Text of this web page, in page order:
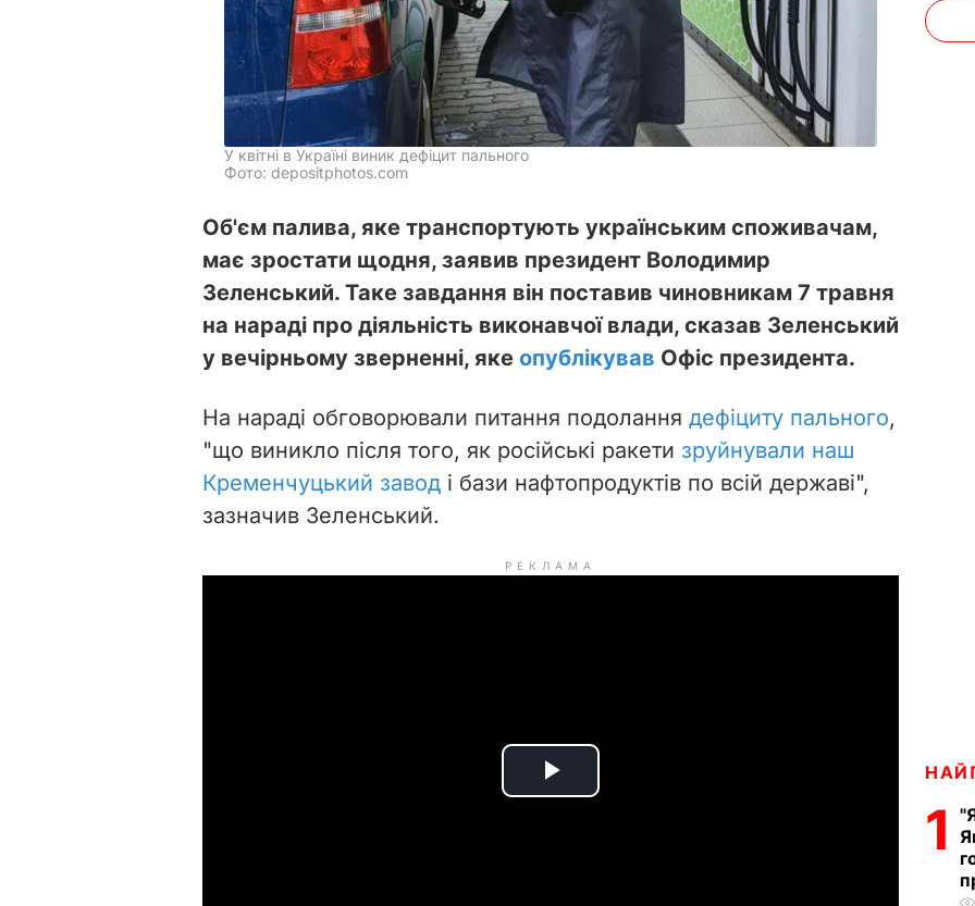
У квітні в Україні виник дефіцит пального
Фото: depositphotos.com
Об'єм палива, яке транспортують українським споживачам,
має зростати щодня, заявив президент Володимир
Зеленський. Таке завдання він поставив чиновникам 7 травня
на нараді про діяльність виконавчої влади, сказав Зеленський
у вечірньому зверненні, яке опублікував Офіс президента.
На нараді обговорювали питання подолання дефіциту пального,
"що виникло після того, як російські ракети зруйнували наш
Кременчуцький завод і бази нафтопродуктів по всій державі",
зазначив Зеленський.
РЕКЛАМА
P
1